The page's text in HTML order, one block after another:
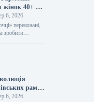
жінок 40+ від
6, 2026
переконані,
зробити
ми
рамок
6, 2026